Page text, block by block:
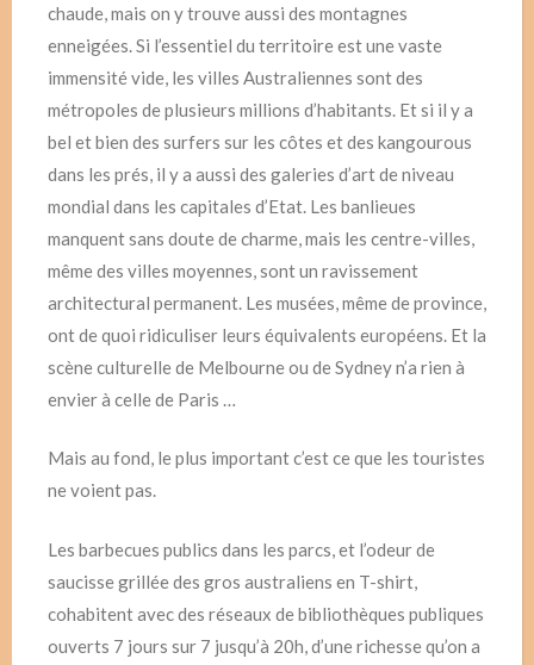
chaude, mais on y trouve aussi des montagnes
enneigées. Si l’essentiel du territoire est une vaste
immensité vide, les villes Australiennes sont des
métropoles de plusieurs millions d’habitants. Et si il y a
bel et bien des surfers sur les côtes et des kangourous
dans les prés, il y a aussi des galeries d’art de niveau
mondial dans les capitales d’Etat. Les banlieues
manquent sans doute de charme, mais les centre-villes,
même des villes moyennes, sont un ravissement
architectural permanent. Les musées, même de province,
ont de quoi ridiculiser leurs équivalents européens. Et la
scène culturelle de Melbourne ou de Sydney n’a rien à
envier à celle de Paris …
Mais au fond, le plus important c’est ce que les touristes
ne voient pas.
Les barbecues publics dans les parcs, et l’odeur de
saucisse grillée des gros australiens en T-shirt,
cohabitent avec des réseaux de bibliothèques publiques
ouverts 7 jours sur 7 jusqu’à 20h, d’une richesse qu’on a